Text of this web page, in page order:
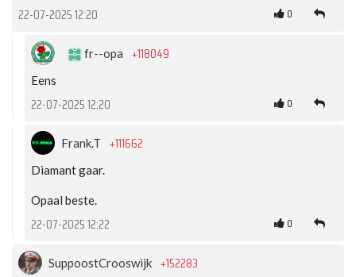
22-07-2025 12:20 0
fr--opa +118049
Eens
22-07-2025 12:20 0
Frank.T +111662
Diamant gaar.
Opaal beste.
22-07-2025 12:22 0
SuppoostCrooswijk +152283